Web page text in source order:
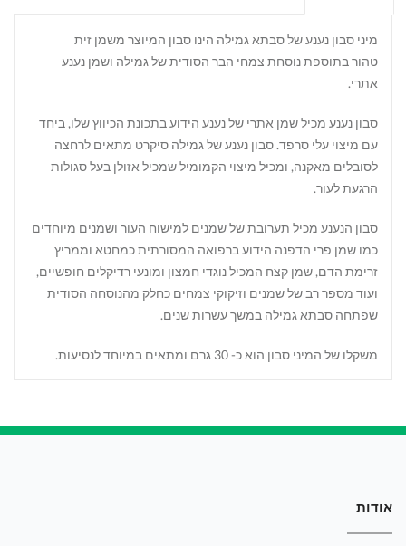
מיני סבון נענע של סבתא גמילה הינו סבון המיוצר משמן זית
טהור בתוספת נוסחת צמחי הבר הסודית של גמילה ושמן נענע
אתרי.
סבון נענע מכיל שמן אתרי של נענע הידוע בתכונת הכיווץ שלו, ביחד
עם מיצוי עלי סרפד. סבון נענע של גמילה סיקרט מתאים לרחצה
לסובלים מאקנה, ומכיל מיצוי הקמומיל שמכיל אזולן בעל סגולות
הרגעת לעור.
סבון הנענע מכיל תערובת של שמנים למישוח העור ושמנים מיוחדים
כמו שמן פרי הדפנה הידוע ברפואה המסורתית כמחטא וממריץ
זרימת הדם, שמן קצח המכיל נוגדי חמצון ומונעי רדיקלים חופשיים,
ועוד מספר רב של שמנים וזיקוקי צמחים כחלק מהנוסחה הסודית
שפתחה סבתא גמילה במשך עשרות שנים.
משקלו של המיני סבון הוא כ- 30 גרם ומתאים במיוחד לנסיעות.
אודות